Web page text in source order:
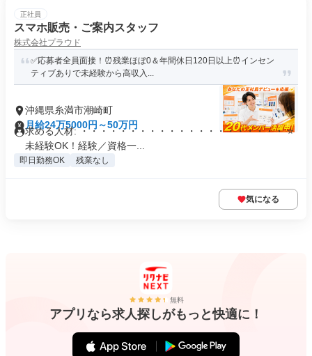
正社員
スマホ販売・ご案内スタッフ
株式会社プラウド
✅応募者全員面接！⏰残業ほぼ0＆年間休日120日以上⏰インセン
ティブありで未経験から高収入...
沖縄県糸満市潮崎町
月給24万5000円～50万円
求める人材: ・・・・・・・・・・・・・・・・・・・・・ ⭐
未経験OK！経験／資格一...
即日勤務OK 残業なし
気になる
無料
アプリなら求人探しがもっと快適に！